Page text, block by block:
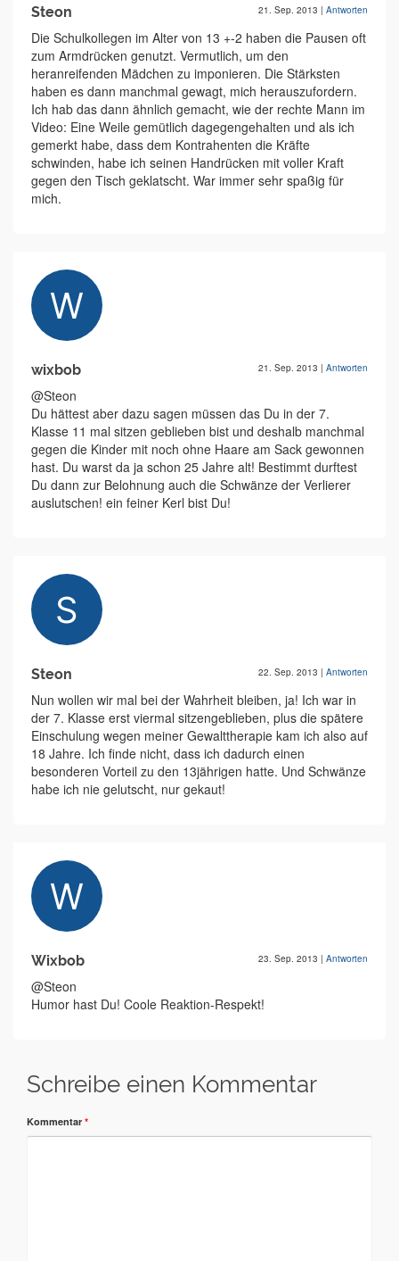
Steon 21. Sep. 2013 | Antworten
Die Schulkollegen im Alter von 13 +-2 haben die Pausen oft
zum Armdrücken genutzt. Vermutlich, um den
heranreifenden Mädchen zu imponieren. Die Stärksten
haben es dann manchmal gewagt, mich herauszufordern.
Ich hab das dann ähnlich gemacht, wie der rechte Mann im
Video: Eine Weile gemütlich dagegengehalten und als ich
gemerkt habe, dass dem Kontrahenten die Kräfte
schwinden, habe ich seinen Handrücken mit voller Kraft
gegen den Tisch geklatscht. War immer sehr spaßig für
mich.
wixbob 21. Sep. 2013 | Antworten
@Steon
Du hättest aber dazu sagen müssen das Du in der 7.
Klasse 11 mal sitzen geblieben bist und deshalb manchmal
gegen die Kinder mit noch ohne Haare am Sack gewonnen
hast. Du warst da ja schon 25 Jahre alt! Bestimmt durftest
Du dann zur Belohnung auch die Schwänze der Verlierer
auslutschen! ein feiner Kerl bist Du!
Steon 22. Sep. 2013 | Antworten
Nun wollen wir mal bei der Wahrheit bleiben, ja! Ich war in
der 7. Klasse erst viermal sitzengeblieben, plus die spätere
Einschulung wegen meiner Gewalttherapie kam ich also auf
18 Jahre. Ich finde nicht, dass ich dadurch einen
besonderen Vorteil zu den 13jährigen hatte. Und Schwänze
habe ich nie gelutscht, nur gekaut!
Wixbob 23. Sep. 2013 | Antworten
@Steon
Humor hast Du! Coole Reaktion-Respekt!
Schreibe einen Kommentar
Kommentar *